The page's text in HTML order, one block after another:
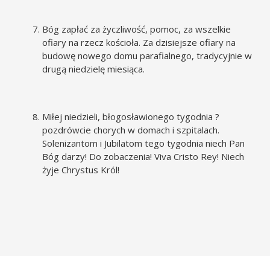
Bóg zapłać za życzliwość, pomoc, za wszelkie
ofiary na rzecz kościoła. Za dzisiejsze ofiary na
budowę nowego domu parafialnego, tradycyjnie w
drugą niedzielę miesiąca.
Miłej niedzieli, błogosławionego tygodnia ?
pozdrówcie chorych w domach i szpitalach.
Solenizantom i Jubilatom tego tygodnia niech Pan
Bóg darzy! Do zobaczenia! Viva Cristo Rey! Niech
żyje Chrystus Król!